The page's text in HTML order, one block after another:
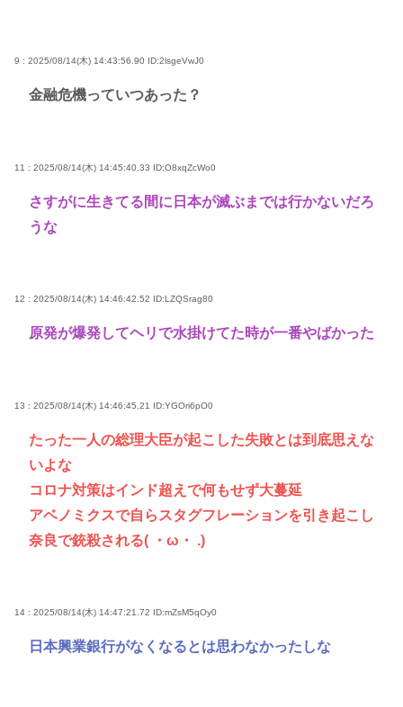
9 : 2025/08/14(木) 14:43:56.90 ID:2lsgeVwJ0
金融危機っていつあった？
11 : 2025/08/14(木) 14:45:40.33 ID:O8xqZcWo0
さすがに生きてる間に日本が滅ぶまでは行かないだろ
うな
12 : 2025/08/14(木) 14:46:42.52 ID:LZQSrag80
原発が爆発してヘリで水掛けてた時が一番やばかった
13 : 2025/08/14(木) 14:46:45.21 ID:YGOri6pO0
たった一人の総理大臣が起こした失敗とは到底思えな
いよな
コロナ対策はインド超えで何もせず大蔓延
アベノミクスで自らスタグフレーションを引き起こし
奈良で銃殺される( ・ω・ .)
14 : 2025/08/14(木) 14:47:21.72 ID:mZsM5qOy0
日本興業銀行がなくなるとは思わなかったしな